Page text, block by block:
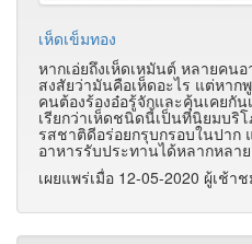
เห็ดเข็มทอง
หากเอ่ยถึงเห็ดเหมันต์ หลายคน
สงสัยว่ามันคือเห็ดอะไร แต่หาก
คนต้องร้องอ๋อรู้จักและคุ้นเคยกั
เรียกว่าเห็ดชนิดนี้เป็นที่นิยมบริ
รสชาติดีอร่อยกรุบกรอบในปาก
อาหารรับประทานได้หลากหลาย
เผยแพร่เมื่อ 12-05-2020 ผู้เช้า